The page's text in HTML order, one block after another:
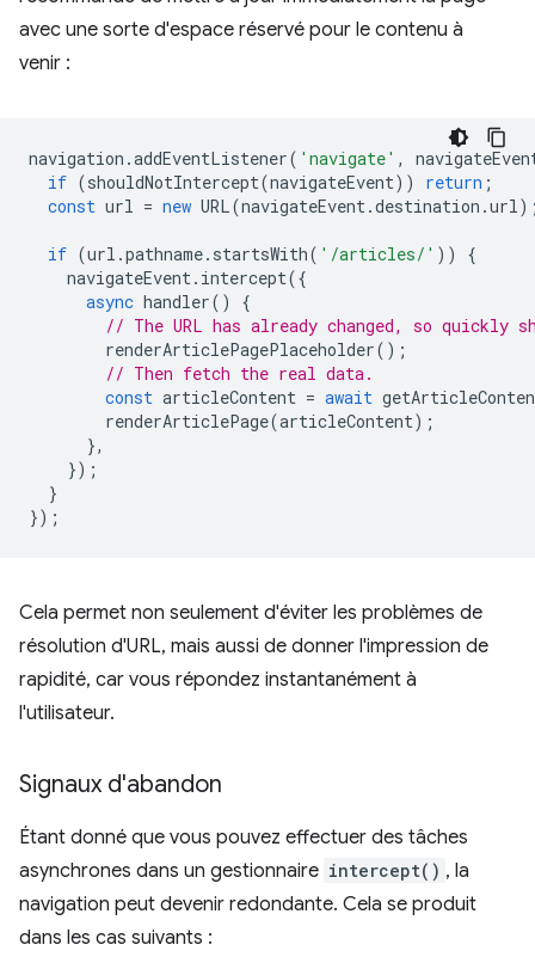
avec une sorte d'espace réservé pour le contenu à
venir :
navigation .addEventListener( 'navigate' ,
if (shouldNotIntercept(navigateEvent)) return ;
const url = new URL(navigateEvent.destination .url
if (url .pathname. startsWith( '/articles/' ))
{
navigateEvent. intercept({
async handler()
{
// The URL has already changed, so quickly
renderArticlePagePlaceholder();
// Then fetch the real data.
const articleContent = await
renderArticlePage(articleContent);
},
});
}
});
Cela permet non seulement d'éviter les problèmes de
résolution d'URL, mais aussi de donner l'impression de
rapidité, car vous répondez instantanément à
l'utilisateur.
Signaux d'abandon
Étant donné que vous pouvez effectuer des tâches
asynchrones dans un gestionnaire intercept() , la
navigation peut devenir redondante. Cela se produit
dans les cas suivants :